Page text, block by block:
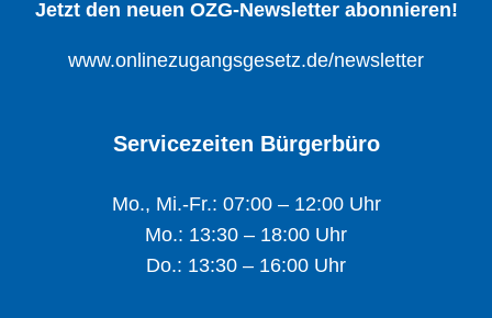
Jetzt den neuen OZG-Newsletter abonnieren!
www.onlinezugangsgesetz.de/newsletter
Servicezeiten Bürgerbüro
Mo., Mi.-Fr.: 07:00 – 12:00 Uhr
Mo.: 13:30 – 18:00 Uhr
Do.: 13:30 – 16:00 Uhr